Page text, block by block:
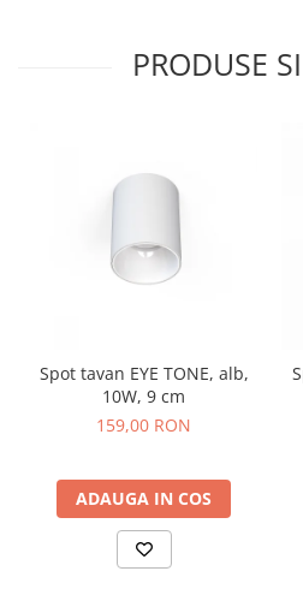
PRODUSE
Spot tavan EYE TONE, alb,
10W, 9 cm
159,00 RON
ADAUGA IN COS